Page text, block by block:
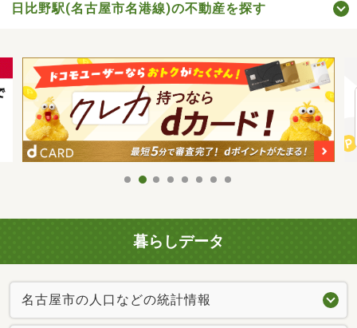
日比野駅(名古屋市名港線)の不動産を探す
暮らしデータ
名古屋市の人口などの統計情報